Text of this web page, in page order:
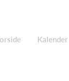
Kalender